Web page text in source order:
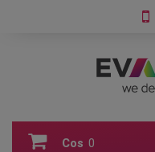
Cos 0